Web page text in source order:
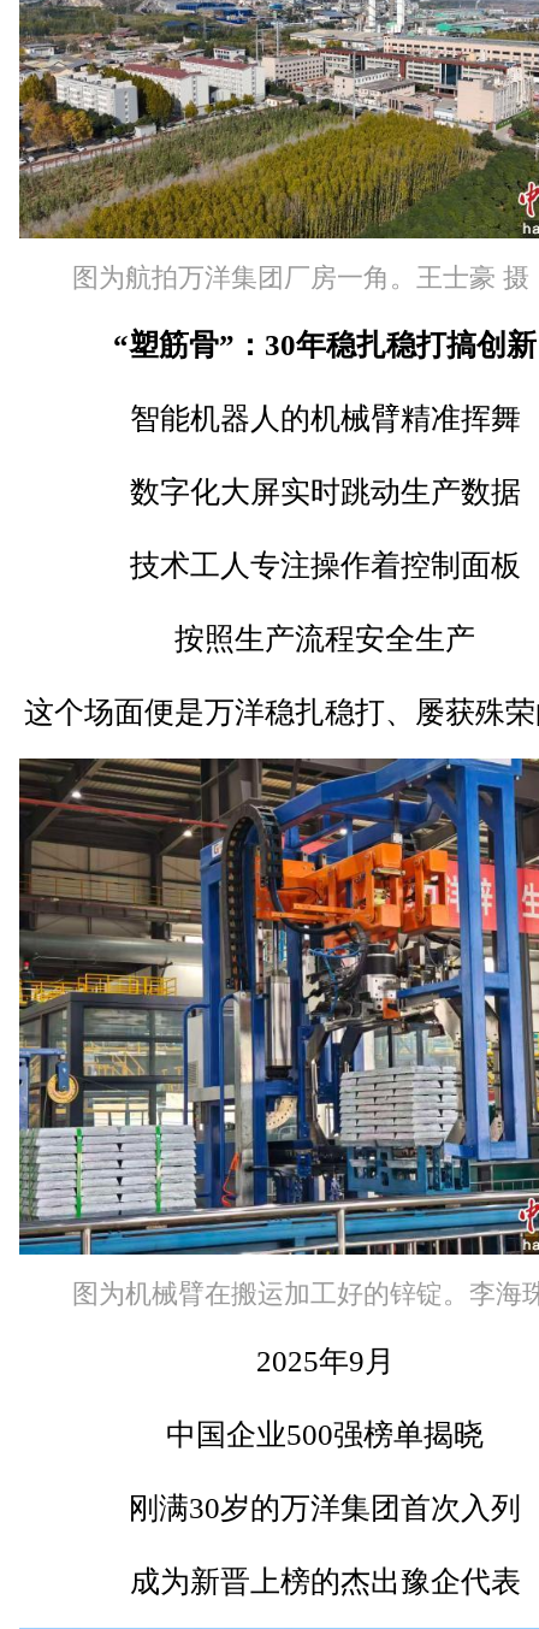
图为航拍万洋集团厂房一角。王士豪 摄
“塑筋骨”：30年稳扎稳打搞创新
智能机器人的机械臂精准挥舞
数字化大屏实时跳动生产数据
技术工人专注操作着控制面板
按照生产流程安全生产
这个场面便是万洋稳扎稳打、屡获殊
图为机械臂在搬运加工好的锌锭。李海
2025年9月
中国企业500强榜单揭晓
刚满30岁的万洋集团首次入列
成为新晋上榜的杰出豫企代表